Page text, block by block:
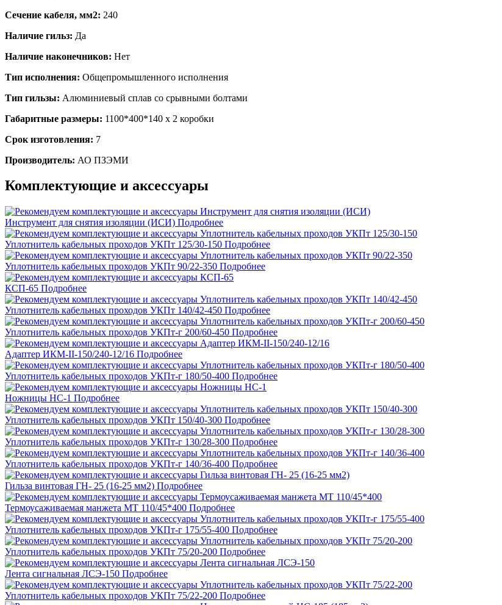
Сечение кабеля, мм2: 240
Наличие гильз: Да
Наличие наконечников: Нет
Тип исполнения: Общепромышленного исполнения
Тип гильзы: Алюминиевый сплав со срывными болтами
Габаритные размеры: 1100*400*140 х 2 коробки
Срок изготовления: 7
Производитель: АО ПЗЭМИ
Комплектующие и аксессуары
Инструмент для снятия изоляции (ИСИ) Подробнее
Уплотнитель кабельных проходов УКПт 125/30-150 Подробнее
Уплотнитель кабельных проходов УКПт 90/22-350 Подробнее
КСП-65 Подробнее
Уплотнитель кабельных проходов УКПт 140/42-450 Подробнее
Уплотнитель кабельных проходов УКПт-г 200/60-450 Подробнее
Адаптер ИКМ-II-150/240-12/16 Подробнее
Уплотнитель кабельных проходов УКПт-г 180/50-400 Подробнее
Ножницы НС-1 Подробнее
Уплотнитель кабельных проходов УКПт 150/40-300 Подробнее
Уплотнитель кабельных проходов УКПт-г 130/28-300 Подробнее
Уплотнитель кабельных проходов УКПт-г 140/36-400 Подробнее
Гильза винтовая ГН- 25 (16-25 мм2) Подробнее
Термоусаживаемая манжета МТ 110/45*400 Подробнее
Уплотнитель кабельных проходов УКПт-г 175/55-400 Подробнее
Уплотнитель кабельных проходов УКПт 75/20-200 Подробнее
Лента сигнальная ЛСЭ-150 Подробнее
Уплотнитель кабельных проходов УКПт 75/22-200 Подробнее